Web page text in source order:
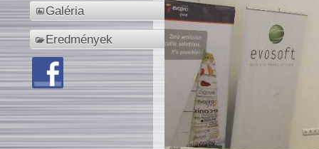
Galéria
Eredmények